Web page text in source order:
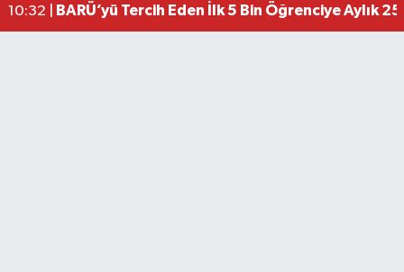
10:32 |
BARÜ’yü Tercih Eden İlk 5 Bin Öğrenciye Aylık